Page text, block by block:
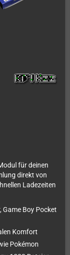
für deinen
direkt von
Ladezeiten
Game Boy Pocket
Komfort
Pokémon